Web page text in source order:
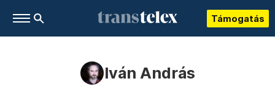
Támogatás
Iván András